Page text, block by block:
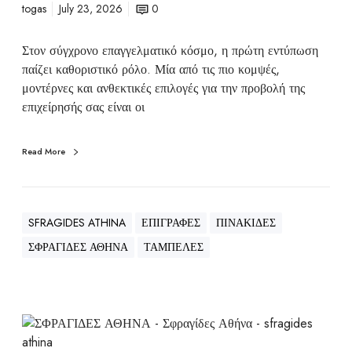
togas July 23, 2026 0
Στον σύγχρονο επαγγελματικό κόσμο, η πρώτη εντύπωση
παίζει καθοριστικό ρόλο. Μία από τις πιο κομψές,
μοντέρνες και ανθεκτικές επιλογές για την προβολή της
επιχείρησής σας είναι οι
Read More
SFRAGIDES ATHINA ΕΠΙΓΡΑΦΕΣ
ΠΙΝΑΚΙΔΕΣ
ΣΦΡΑΓΙΔΕΣ ΑΘΗΝΑ
ΤΑΜΠΕΛΕΣ